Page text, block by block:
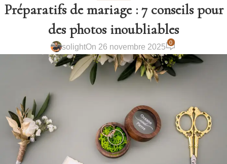
Préparatifs de mariage : 7 conseils pour
des photos inoubliables
solightOn 26 novembre 2025
0